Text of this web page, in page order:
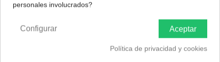
Marca: Nikon
personales involucrados?
Aceptar
Configurar
Política de privacidad y cookies